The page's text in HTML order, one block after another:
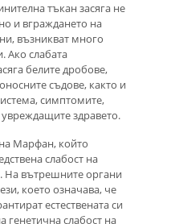
тъкан засяга не
и вграждането на
възникват много
Ако слабата
белите дробове,
съдове, както и
симптомите,
здравето.
Марфан, който
слабост на
На вътрешните органи
което означава, че
естествената си
генетична слабост на